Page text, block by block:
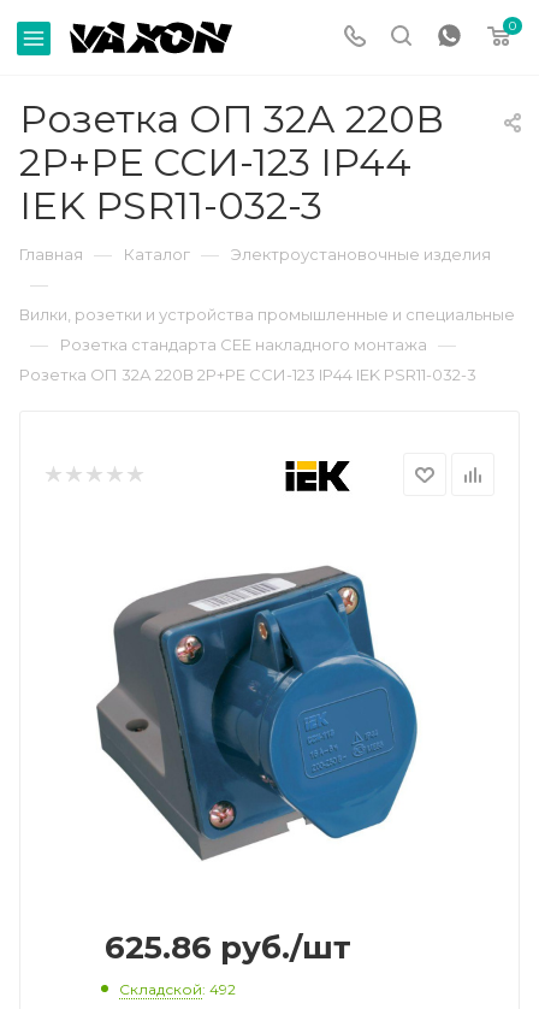
0
Розетка ОП 32А 220В
2P+PЕ ССИ-123 IP44
IEK PSR11-032-3
Главная — Каталог — Электроустановочные изделия
—
Вилки, розетки и устройства промышленные и специальные
— Розетка стандарта СЕЕ накладного монтажа —
Розетка ОП 32А 220В 2P+PЕ ССИ-123 IP44 IEK PSR11-032-3
625.86 руб./шт
Складской: 492